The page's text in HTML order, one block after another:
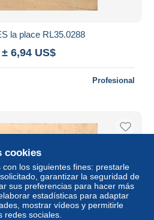
la place RL35.0288
± 6,94 US$
Profesional
cookies
los siguientes fines: prestarle
garantizar la seguridad de
sus preferencias para hacer más
estadísticas para adaptar
mostrar vídeos y permitirle
redes sociales.